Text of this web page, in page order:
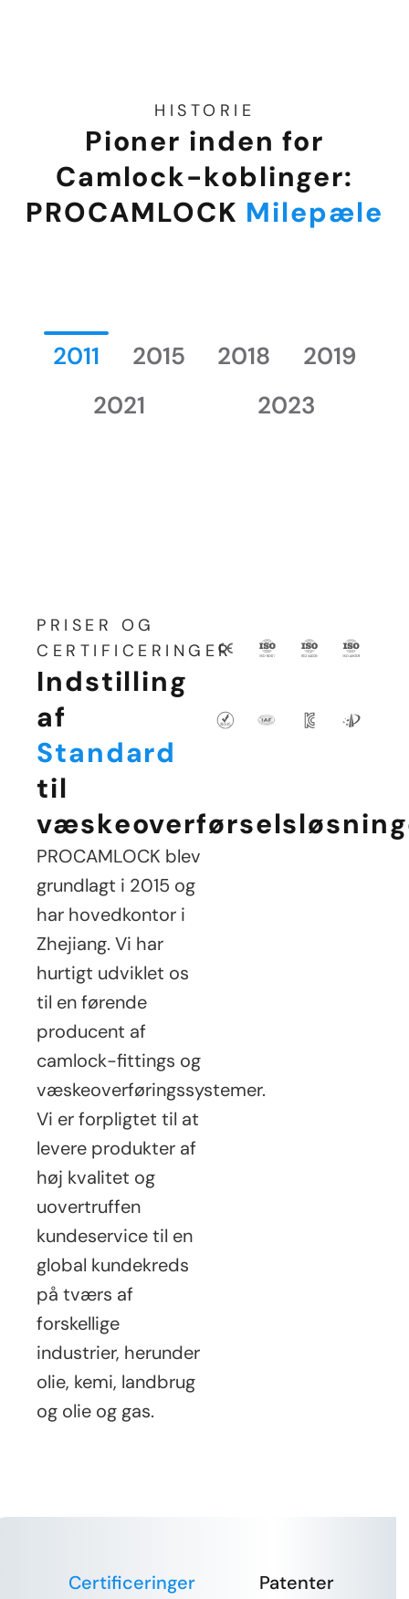
HISTORIE
Pioner inden for
Camlock-koblinger:
PROCAMLOCK Milepæle
2011 2015 2018
2019
2021
2023
PRISER OG
CERTIFICERINGER
Indstilling
af
Standard
til
PROCAMLOCK blev
grundlagt i 2015 og
har hovedkontor i
Zhejiang. Vi har
hurtigt udviklet os
til en førende
producent af
camlock-fittings og
væskeoverføringssystemer.
Vi er forpligtet til at
levere produkter af
høj kvalitet og
uovertruffen
kundeservice til en
global kundekreds
på tværs af
forskellige
industrier, herunder
olie, kemi, landbrug
og olie og gas.
Certificeringer Patenter